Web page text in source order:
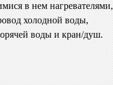
в нем нагревателями,
холодной воды,
воды и кран/душ.